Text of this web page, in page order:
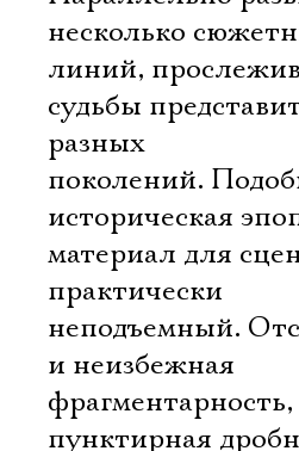
несколько
линий,
судьбы
разных
поколений.
историческая
материал для
практически
неподъемный.
и неизбежная
фрагментарность,
пунктирная